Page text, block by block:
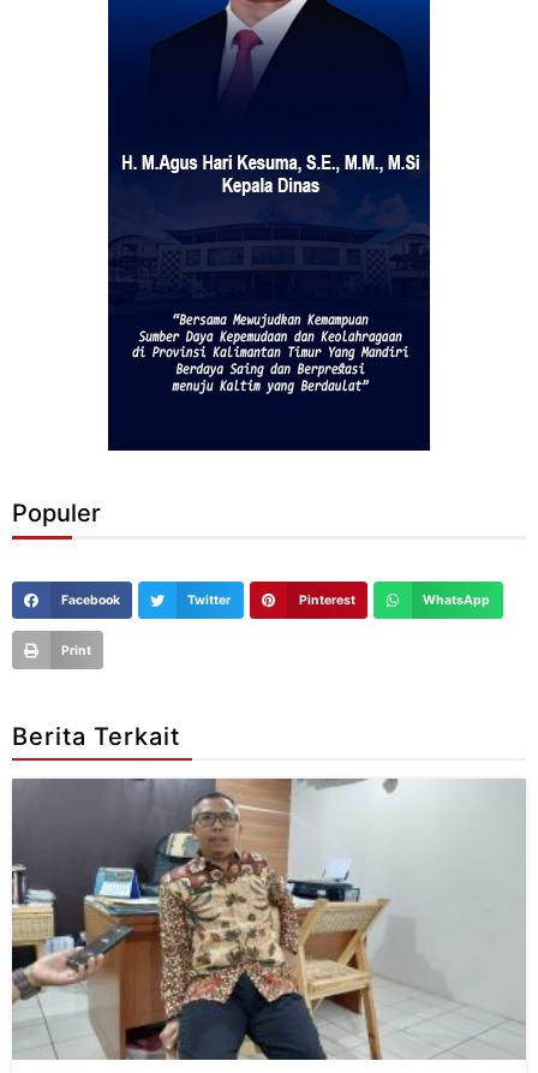
Populer
Facebook Twitter Pinterest WhatsApp
Print
Berita Terkait